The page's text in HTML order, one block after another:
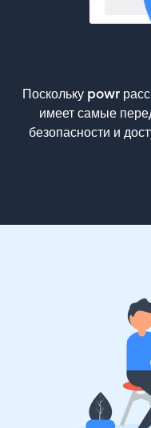
Поскольку powr
имеет самые
безопасности и